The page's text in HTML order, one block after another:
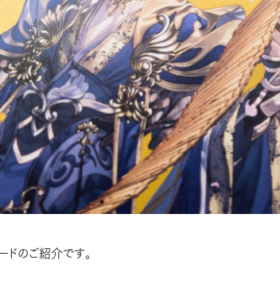
ドのご紹介です。